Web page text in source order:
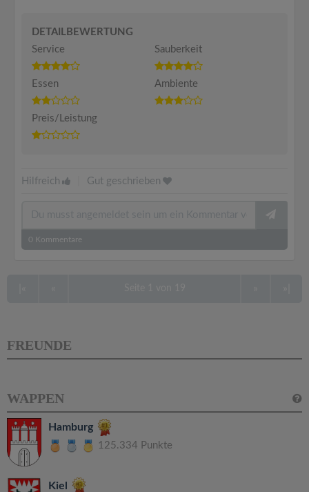
DETAILBEWERTUNG
Service
Sauberkeit
Essen Ambiente
Preis/Leistung
Hilfreich Gut geschrieben
0 Kommentare
FREUNDE
WAPPEN
Hamburg
125.334 Punkte
Kiel